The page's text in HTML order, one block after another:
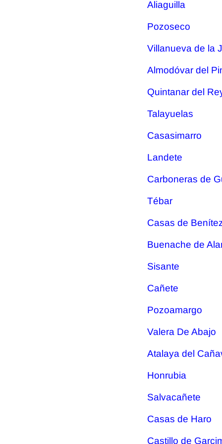
Aliaguilla
Pozoseco
Villanueva de la
Almodóvar del
Quintanar del
Talayuelas
Casasimarro
Landete
Carboneras de
Tébar
Casas de
Buenache de
Sisante
Cañete
Pozoamargo
Valera De Abajo
Atalaya del
Honrubia
Salvacañete
Casas de Haro
Castillo de